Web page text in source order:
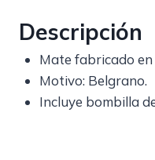
Descripción
Mate fabricado
Motivo: Belgrano.
Incluye bombilla